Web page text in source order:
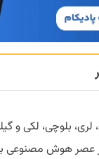
لری، بلوچی، لکی و
عصر هوش مصنوعی